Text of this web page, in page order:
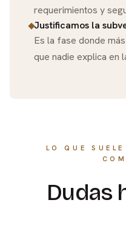
requerimientos y
Justificamos la
Es la fase donde
que nadie explica en
LO QUE
Dudas